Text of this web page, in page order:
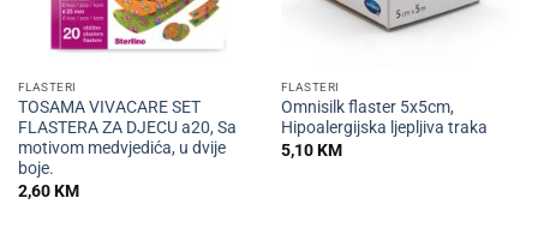
FLASTERI
TOSAMA VIVACARE SET
FLASTERA ZA DJECU a20, Sa
motivom medvjedića, u dvije
boje.
2,60KM
FLASTERI
Omnisilk flaster 5x5cm,
Hipoalergijska ljepljiva traka
5,10KM